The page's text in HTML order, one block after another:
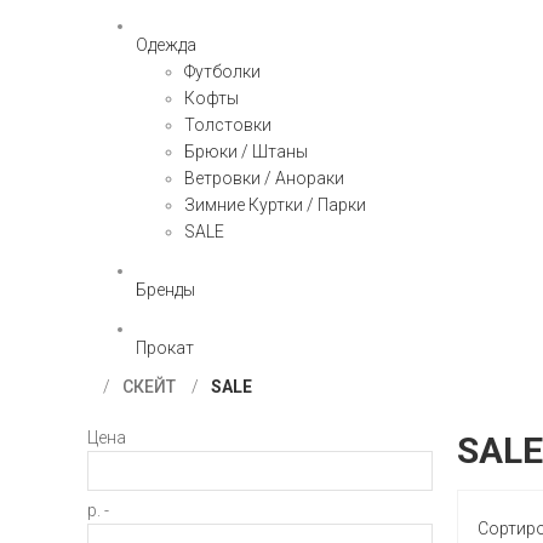
Одежда
Футболки
Кофты
Толстовки
Брюки / Штаны
Ветровки / Анораки
Зимние Куртки / Парки
SALE
Бренды
Прокат
СКЕЙТ
SALE
Цена
р. -
SALE